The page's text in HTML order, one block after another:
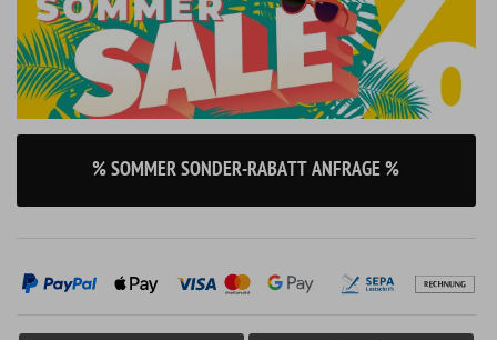
% SOMMER SONDER-RABATT ANFRAGE %